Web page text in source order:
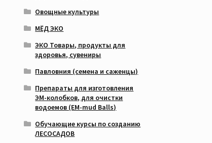
Овощные культуры
МЁД ЭКО
ЭКО Товары, продукты для
здоровья, сувениры
Павловния (семена и саженцы)
Препараты для изготовления
ЭМ-колобков, для очистки
водоемов (EM-mud Balls)
Обучающие курсы по созданию
ЛЕСОСАДОВ